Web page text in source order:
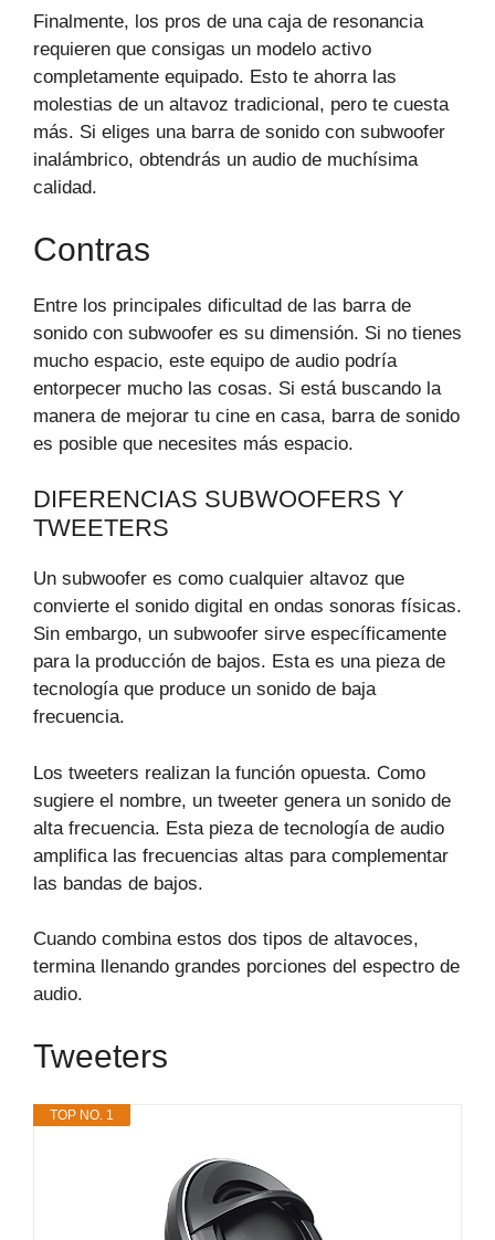
Finalmente, los pros de una caja de resonancia
requieren que consigas un modelo activo
completamente equipado. Esto te ahorra las
molestias de un altavoz tradicional, pero te cuesta
más. Si eliges una barra de sonido con subwoofer
inalámbrico, obtendrás un audio de muchísima
calidad.
Contras
Entre los principales dificultad de las barra de
sonido con subwoofer es su dimensión. Si no tienes
mucho espacio, este equipo de audio podría
entorpecer mucho las cosas. Si está buscando la
manera de mejorar tu cine en casa, barra de sonido
es posible que necesites más espacio.
DIFERENCIAS SUBWOOFERS Y
TWEETERS
Un subwoofer es como cualquier altavoz que
convierte el sonido digital en ondas sonoras físicas.
Sin embargo, un subwoofer sirve específicamente
para la producción de bajos. Esta es una pieza de
tecnología que produce un sonido de baja
frecuencia.
Los tweeters realizan la función opuesta. Como
sugiere el nombre, un tweeter genera un sonido de
alta frecuencia. Esta pieza de tecnología de audio
amplifica las frecuencias altas para complementar
las bandas de bajos.
Cuando combina estos dos tipos de altavoces,
termina llenando grandes porciones del espectro de
audio.
Tweeters
TOP NO. 1